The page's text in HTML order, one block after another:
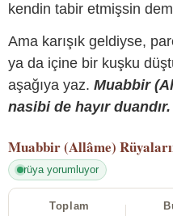
kendin tabir etmişsin
Ama karışık geldiyse,
ya da içine bir kuşku
aşağıya yaz. Muabbir
nasibi de hayır duandır.
Muabbir (Allâme)
rüya yorumluyor
Toplam